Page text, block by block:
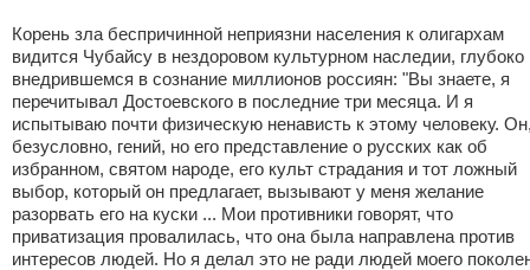
Корень зла беспричинной неприязни населения к олигархам
видится Чубайсу в нездоровом культурном наследии, глубоко
внедрившемся в сознание миллионов россиян: "Вы знаете, я
перечитывал Достоевского в последние три месяца. И я
испытываю почти физическую ненависть к этому человеку.
безусловно, гений, но его представление о русских как об
избранном, святом народе, его культ страдания и тот ложный
выбор, который он предлагает, вызывают у меня желание
разорвать его на куски ... Мои противники говорят, что
приватизация провалилась, что она была направлена против
интересов людей. Но я делал это не ради людей моего